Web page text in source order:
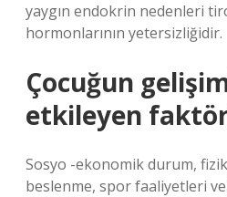
yaygın endokrin nedenleri
hormonlarının yetersizliğidir.
Çocuğun
etkileyen
Sosyo -ekonomik durum,
beslenme, spor faaliyetleri